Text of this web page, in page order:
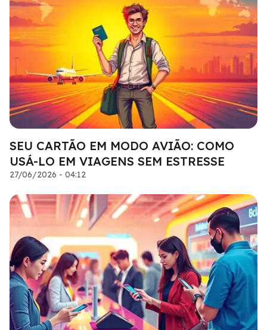
SEU CARTÃO EM MODO AVIÃO: COMO
USÁ-LO EM VIAGENS SEM ESTRESSE
27/06/2026 - 04:12